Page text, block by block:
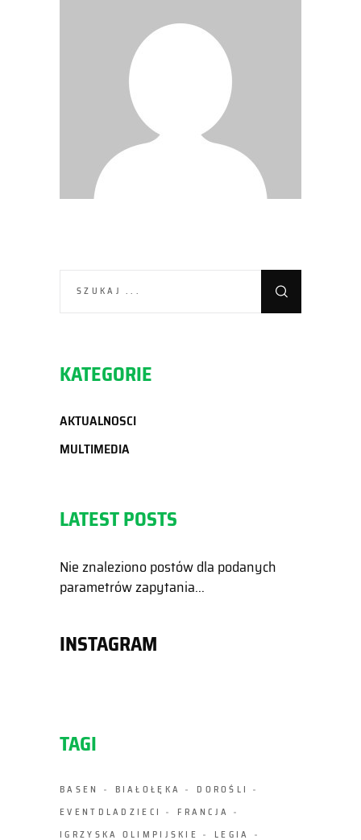
KATEGORIE
AKTUALNOSCI
MULTIMEDIA
LATEST POSTS
Nie znaleziono postów dla podanych
parametrów zapytania...
INSTAGRAM
TAGI
BASEN BIAŁOŁĘKA
DOROŚLI
EVENTDLADZIECI
FRANCJA
IGRZYSKA OLIMPIJSKIE
LEGIA